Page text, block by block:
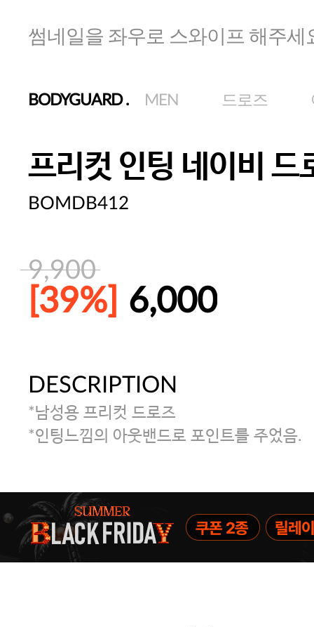
썸네일을 좌우로 스와이프 해주세
BODYGUARD. MEN 드로즈
프리컷 인팅 네이비 드
BOMDB412
9,900
[39%] 6,000
주말특가 20%(8.7~8.9)/5만원 이
[썸머블프] 1만원 할인 쿠폰(8.1~31)
DESCRIPTION
*남성용 프리컷 드로즈
*인팅느낌의 아웃밴드로 포인트를 주었음.